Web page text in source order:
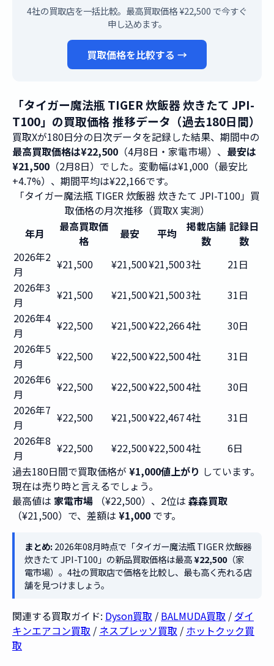
4社の買取店を一括比較。最高買取価格 ¥22,500 で今すぐ
申し込めます。
買取価格を比較する →
「タイガー魔法瓶 TIGER 炊飯器 炊きたて JPI-
T100」の買取価格 推移データ（過去180日間）
買取Xが180日分の日次データを記録した結果、期間中の
最高買取価格は¥22,500 （4月8日・家電市場）、 最安は
¥21,500 （2月8日）でした。変動幅は¥1,000（最安比
+4.7%）、期間平均は¥22,166です。
「タイガー魔法瓶 TIGER 炊飯器 炊きたて JPI-T100」買
取価格の月次推移（買取X 実測）
年月
最高買取価
格
最安 平均
掲載店舗
数
記録日
数
2026年2
月
¥21,500 ¥21,500¥21,5003社
21日
2026年3
月
¥21,500 ¥21,500¥21,5003社
31日
2026年4
月
¥22,500 ¥21,500¥22,2664社
30日
2026年5
月
¥22,500 ¥22,500¥22,5004社
31日
2026年6
月
¥22,500 ¥22,500¥22,5004社
30日
2026年7
月
¥22,500 ¥21,500¥22,4674社
31日
2026年8
月
¥22,500 ¥22,500¥22,5004社
6日
過去180日間で買取価格が ¥1,000値上がり しています。
現在は売り時と言えるでしょう。
最高値は 家電市場 （¥22,500）、2位は 森森買取
（¥21,500）で、差額は ¥1,000 です。
まとめ:2026年08月時点で「タイガー魔法瓶 TIGER 炊飯器
炊きたて JPI-T100」の新品買取価格は最高¥22,500（家
電市場）。4社の買取店で価格を比較し、最も高く売れる店
舗を見つけましょう。
関連する買取ガイド: Dyson買取 / BALMUDA買取 / ダイ
キンエアコン買取 / ネスプレッソ買取 / ホットクック買
取